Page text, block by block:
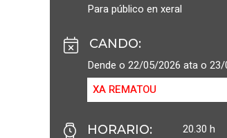
Para público en xeral
CANDO:
Dende o 22/05/2026 ata o
XA REMATOU
HORARIO:
20.30 h